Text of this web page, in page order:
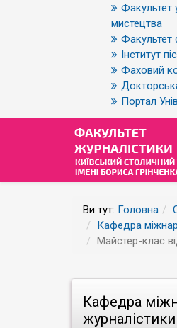
Факультет
мистецтва
Факультет
Інститут
Фаховий
Портал
Ви тут: Головна
Кафедра
Майстер-клас
Кафедра
журналістики